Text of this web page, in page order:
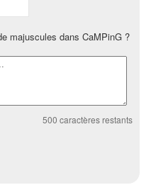
majuscules dans CaMPinG ?
500 caractères restants